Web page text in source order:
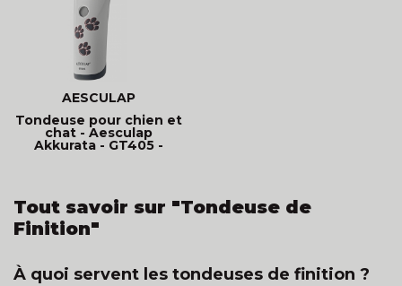
AESCULAP
Tondeuse pour chien et
chat - Aesculap
Akkurata - GT405 -
Tout savoir sur "Tondeuse de
Finition"
À quoi servent les tondeuses de finition ?